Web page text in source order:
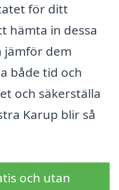
för ditt
hämta in dessa
dem
både tid och
och säkerställa
Karup blir så
och utan